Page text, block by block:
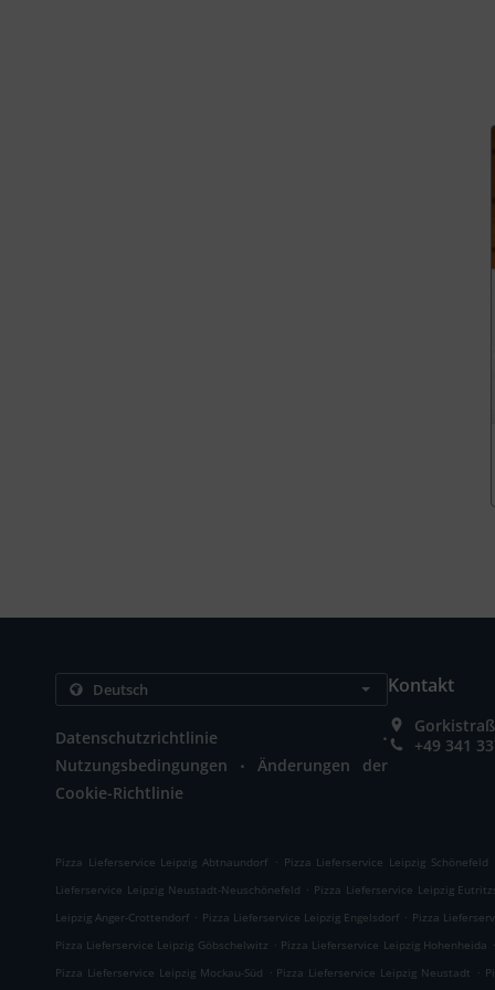
Datenschutzrichtlinie .
Nutzungsbedingungen .
Änderungen der
Cookie-Richtlinie
Kontakt
+49 341
Pizza Lieferservice Leipzig Abtnaundorf . Pizza Lieferservice Leipzig Schönefeld
Lieferservice Leipzig Neustadt-Neuschönefeld . Pizza Lieferservice Leipzig
Leipzig Anger-Crottendorf . Pizza Lieferservice Leipzig Engelsdorf . Pizza
Pizza Lieferservice Leipzig Göbschelwitz . Pizza Lieferservice Leipzig Hohenheida .
Pizza Lieferservice Leipzig Mockau-Süd . Pizza Lieferservice Leipzig Neustadt .